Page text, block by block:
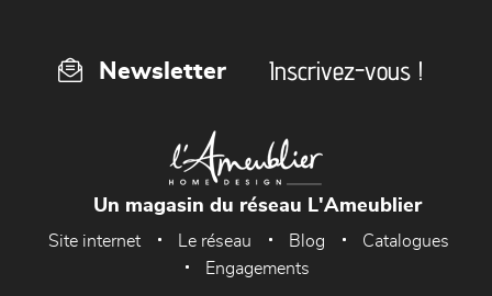
Newsletter Inscrivez-vous !
Un magasin du réseau L'Ameublier
Site internet Le réseau Blog
Catalogues
Engagements